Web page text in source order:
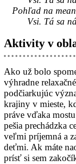
Pohľad na
Vsi. Tá sa
Aktivity v
Ako už bolo
výhradne
podčiarkujúc
krajiny v mieste,
práve vďaka
pešia prechádzka
veľmi príjemná a
deťmi. Ak máte
prísť si sem